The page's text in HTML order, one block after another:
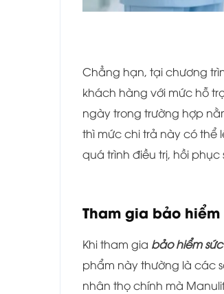
Chẳng hạn, tại chương
khách hàng với mức hỗ
ngày trong trường hợp
thì mức chi trả này có thể
quá trình điều trị, hồi phục
Tham gia bảo
Khi tham gia bảo hiểm
phẩm này thường là các
nhân thọ chính mà